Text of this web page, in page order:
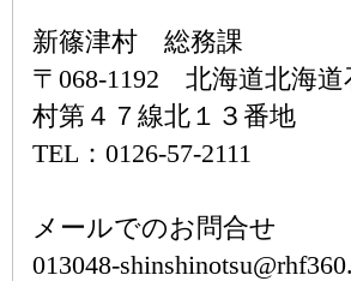
新篠津村 総務課
〒068-1192 北海道北海道
村第４７線北１３番地
TEL：0126-57-2111
メールでのお問合せ
013048-